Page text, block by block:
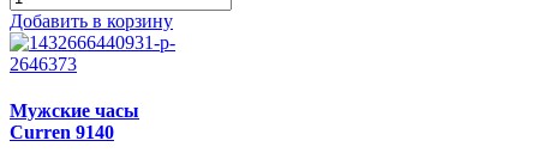
Добавить в корзину
Мужские часы
Curren 9140